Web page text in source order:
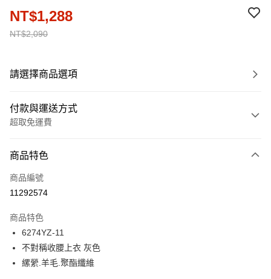
NT$2,090
NT$1,288
請選擇商品選項
付款與運送方式
超取免運費
信用卡一次付款
信用卡分期付款
合作金庫商業銀行
華南商業銀行
上海商業儲蓄銀行
國泰世華商業銀行
6 期 0 利率 每期
華南商業銀行
上海商業儲蓄銀行
合作金庫商業銀行
24 期 0 利率 每期
商品特色
商品編號
11292574
商品特色
6274YZ-11
不對稱收腰上衣 灰色
縲縈.羊毛.聚酯纖維